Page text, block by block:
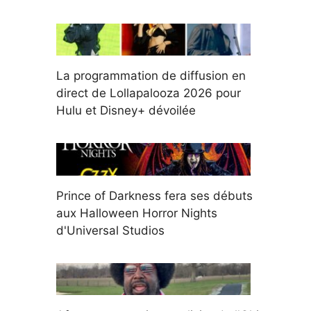
La programmation de diffusion en
direct de Lollapalooza 2026 pour
Hulu et Disney+ dévoilée
Prince of Darkness fera ses débuts
aux Halloween Horror Nights
d'Universal Studios